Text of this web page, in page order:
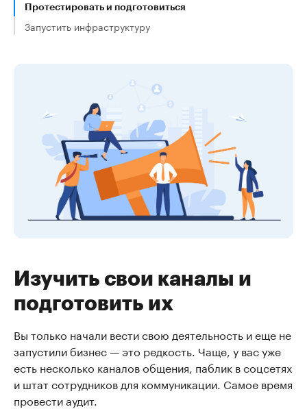
Изучить свои каналы и
подготовить их
Вы только начали вести свою деятельность и еще не
запустили бизнес — это редкость. Чаще, у вас уже
есть несколько каналов общения, паблик в соцсетях
и штат сотрудников для коммуникации. Самое время
провести аудит.
Протестировать и подготовиться
Запустить инфраструктуру